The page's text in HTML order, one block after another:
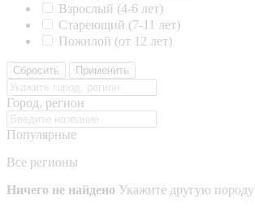
Взрослый (4-6 лет)
Стареющий (7-11 лет)
Пожилой (от 12 лет)
Сбросить Применить
Город, регион
Популярные
Все регионы
Ничего не найдено Укажите другую породу